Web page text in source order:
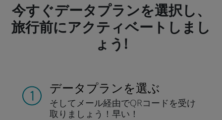
今すぐデータプランを選択し、
旅行前にアクティベートしまし
ょう!
データプランを選ぶ
そしてメール経由でQRコードを受け
取りましょう！早い！